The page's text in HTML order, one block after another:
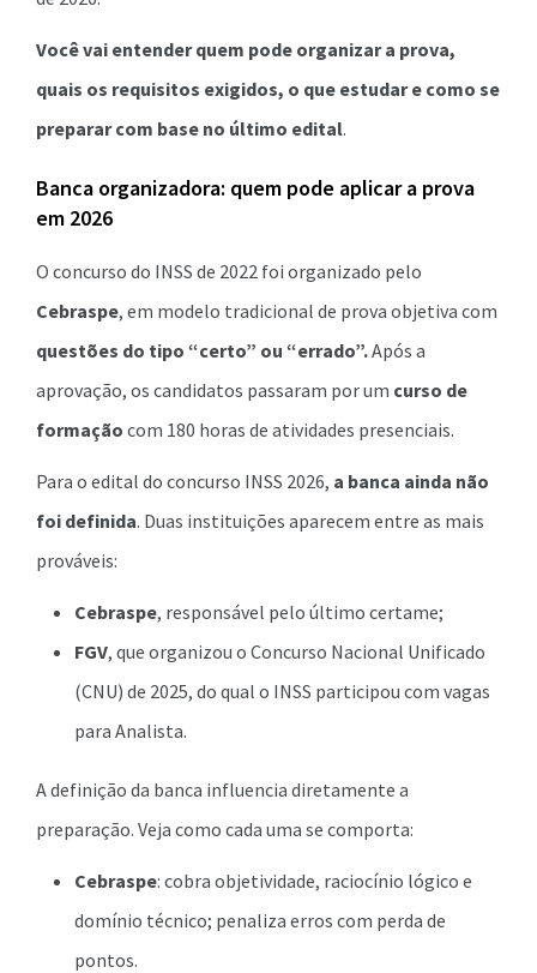
Você vai entender quem pode organizar a prova,
quais os requisitos exigidos, o que estudar e como se
preparar com base no último edital.
Banca organizadora: quem pode aplicar a prova
em 2026
O concurso do INSS de 2022 foi organizado pelo
Cebraspe, em modelo tradicional de prova objetiva com
questões do tipo “certo” ou “errado”.Após a
aprovação, os candidatos passaram por um curso de
formação com 180 horas de atividades presenciais.
Para o edital do concurso INSS 2026, a banca ainda não
foi definida. Duas instituições aparecem entre as mais
prováveis:
Cebraspe, responsável pelo último certame;
FGV, que organizou o Concurso Nacional Unificado
(CNU) de 2025, do qual o INSS participou com vagas
para Analista.
A definição da banca influencia diretamente a
preparação. Veja como cada uma se comporta:
Cebraspe: cobra objetividade, raciocínio lógico e
domínio técnico; penaliza erros com perda de
pontos.